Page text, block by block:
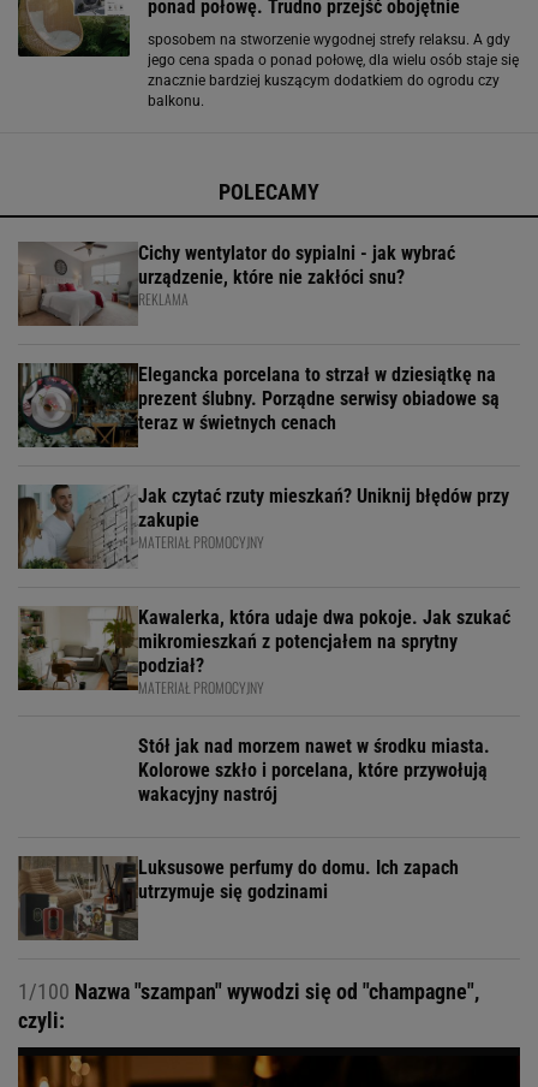
ponad połowę. Trudno przejść obojętnie
sposobem na stworzenie wygodnej strefy relaksu. A gdy
jego cena spada o ponad połowę, dla wielu osób staje się
znacznie bardziej kuszącym dodatkiem do ogrodu czy
balkonu.
POLECAMY
Cichy wentylator do sypialni - jak wybrać
urządzenie, które nie zakłóci snu?
REKLAMA
Elegancka porcelana to strzał w dziesiątkę na
prezent ślubny. Porządne serwisy obiadowe są
teraz w świetnych cenach
Jak czytać rzuty mieszkań? Uniknij błędów przy
zakupie
MATERIAŁ PROMOCYJNY
Kawalerka, która udaje dwa pokoje. Jak szukać
mikromieszkań z potencjałem na sprytny
podział?
MATERIAŁ PROMOCYJNY
Stół jak nad morzem nawet w środku miasta.
Kolorowe szkło i porcelana, które przywołują
wakacyjny nastrój
Luksusowe perfumy do domu. Ich zapach
utrzymuje się godzinami
1/100 Nazwa "szampan" wywodzi się od "champagne",
czyli: